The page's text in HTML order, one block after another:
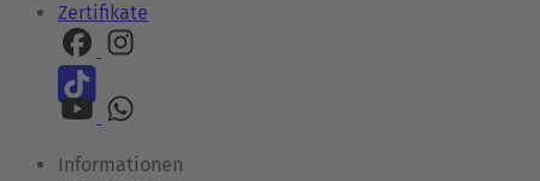
Zertifikate
Informationen